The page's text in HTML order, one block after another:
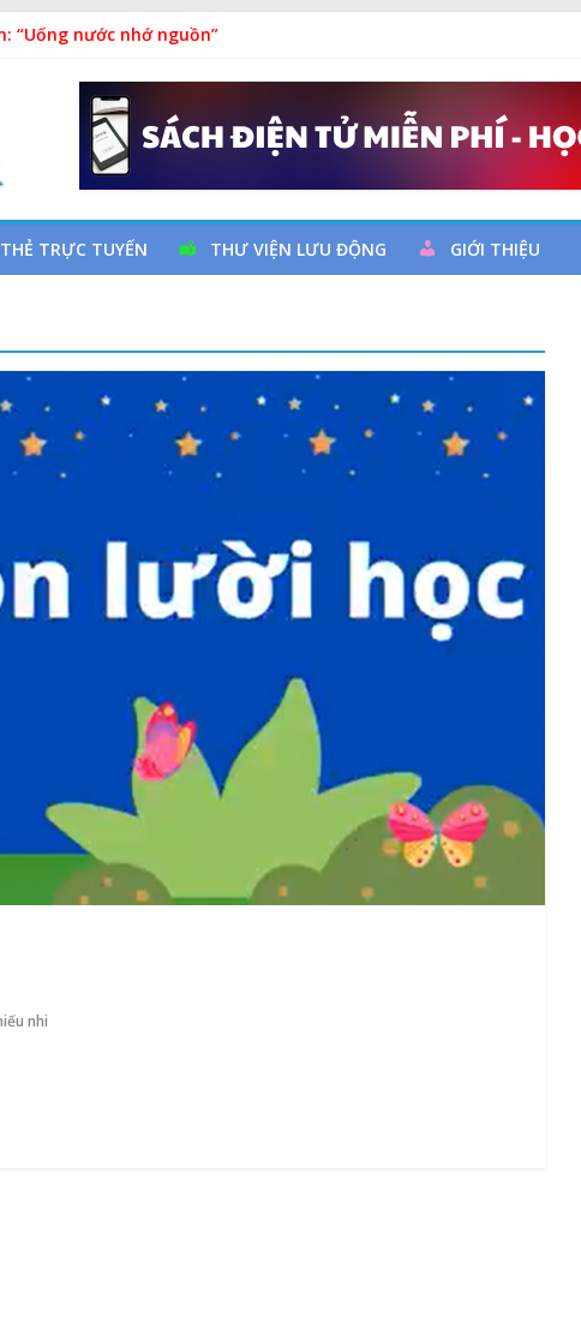
Ngày thành lập Công đoàn Việt Nam (28/7/1929 – 28/7/2026)
“Uống nước nhớ nguồn”
đọc qua chương trình giao lưu và trao tặng sách cho thiếu nhi
TRỰC TUYẾN THƯ VIỆN LƯU ĐỘNG GIỚI THIỆU
nhi